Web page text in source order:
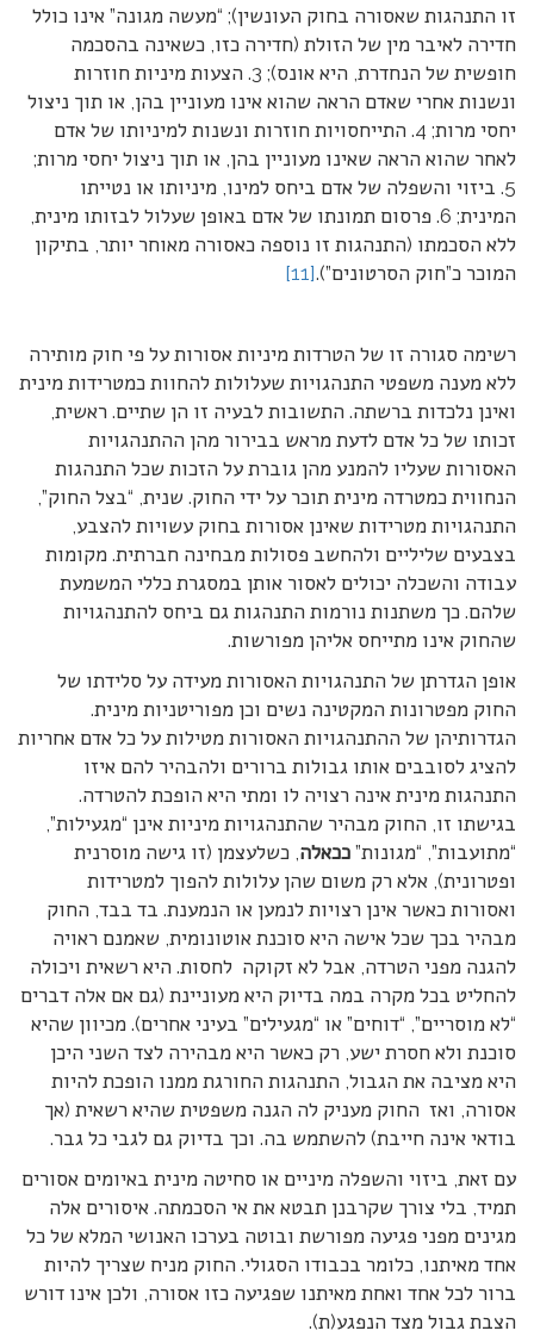
זו התנהגות שאסורה בחוק העונשין); “מעשה מגונה” אינו כולל
חדירה לאיבר מין של הזולת (חדירה כזו, כשאינה בהסכמה
חופשית של הנחדרת, היא אונס); 3. הצעות מיניות חוזרות
ונשנות אחרי שאדם הראה שהוא אינו מעוניין בהן, או תוך ניצול
יחסי מרות; 4. התייחסויות חוזרות ונשנות למיניותו של אדם
לאחר שהוא הראה שאינו מעוניין בהן, או תוך ניצול יחסי מרות;
5. ביזוי והשפלה של אדם ביחס למינו, מיניותו או נטייתו
המינית; 6. פרסום תמונתו של אדם באופן שעלול לבזותו מינית,
ללא הסכמתו (התנהגות זו נוספה כאסורה מאוחר יותר, בתיקון
המוכר כ”חוק הסרטונים”).[11]
רשימה סגורה זו של הטרדות מיניות אסורות על פי חוק מותירה
ללא מענה משפטי התנהגויות שעלולות להחוות כמטרידות מינית
ואינן נלכדות ברשתה. התשובות לבעיה זו הן שתיים. ראשית,
זכותו של כל אדם לדעת מראש בבירור מהן ההתנהגויות
האסורות שעליו להמנע מהן גוברת על הזכות שכל התנהגות
הנחווית כמטרדה מינית תוכר על ידי החוק. שנית, “בצל החוק”,
התנהגויות מטרידות שאינן אסורות בחוק עשויות להצבע,
בצבעים שליליים ולהחשב פסולות מבחינה חברתית. מקומות
עבודה והשכלה יכולים לאסור אותן במסגרת כללי המשמעת
שלהם. כך משתנות נורמות התנהגות גם ביחס להתנהגויות
שהחוק אינו מתייחס אליהן מפורשות.
אופן הגדרתן של התנהגויות האסורות מעידה על סלידתו של
החוק מפטרונות המקטינה נשים וכן מפוריטניות מינית.
הגדרותיהן של ההתנהגויות האסורות מטילות על כל אדם אחריות
להציג לסובבים אותו גבולות ברורים ולהבהיר להם איזו
התנהגות מינית אינה רצויה לו ומתי היא הופכת להטרדה.
בגישתו זו, החוק מבהיר שהתנהגויות מיניות אינן “מגעילות”,
“מתועבות”, “מגונות” ככאלה, כשלעצמן (זו גישה מוסרנית
ופטרונית), אלא רק משום שהן עלולות להפוך למטרידות
ואסורות כאשר אינן רצויות לנמען או הנמענת. בד בבד, החוק
מבהיר בכך שכל אישה היא סוכנת אוטונומית, שאמנם ראויה
להגנה מפני הטרדה, אבל לא זקוקה לחסות. היא רשאית ויכולה
להחליט בכל מקרה במה בדיוק היא מעוניינת (גם אם אלה דברים
“לא מוסריים”, “דוחים” או “מגעילים” בעיני אחרים). מכיוון שהיא
סוכנת ולא חסרת ישע, רק כאשר היא מבהירה לצד השני היכן
היא מציבה את הגבול, התנהגות החורגת ממנו הופכת להיות
אסורה, ואז החוק מעניק לה הגנה משפטית שהיא רשאית (אך
בודאי אינה חייבת) להשתמש בה. וכך בדיוק גם לגבי כל גבר.
עם זאת, ביזוי והשפלה מיניים או סחיטה מינית באיומים אסורים
תמיד, בלי צורך שקרבנן תבטא את אי הסכמתה. איסורים אלה
מגינים מפני פגיעה מפורשת ובוטה בערכו האנושי המלא של כל
אחד מאיתנו, כלומר בכבודו הסגולי. החוק מניח שצריך להיות
ברור לכל אחד ואחת מאיתנו שפגיעה כזו אסורה, ולכן אינו דורש
הצבת גבול מצד הנפגע(ת).